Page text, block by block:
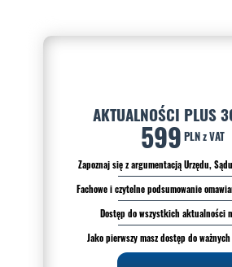
AKTUALNOŚCI PLUS
599 PLN z VAT
Zapoznaj się z argumentacją Urzędu,
Fachowe i czytelne podsumowanie
Dostęp do wszystkich aktualności
Jako pierwszy masz dostęp do